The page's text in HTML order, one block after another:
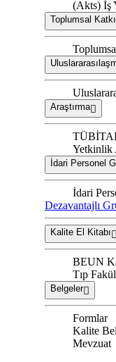
(Akts) İş
Toplumsal Katkı
Araştırma
Yetkinlik
İdari Personel
İdari
Dezavantajlı
Kalite El Kitabı
BEUN
Tıp
Belgeler
Formlar
Kalite
Mevzuat